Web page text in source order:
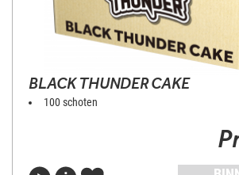
BLACK THUNDER CAKE
100 schoten